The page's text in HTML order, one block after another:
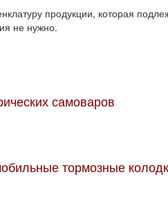
продукции, которая
не нужно.
самоваров
тормозные